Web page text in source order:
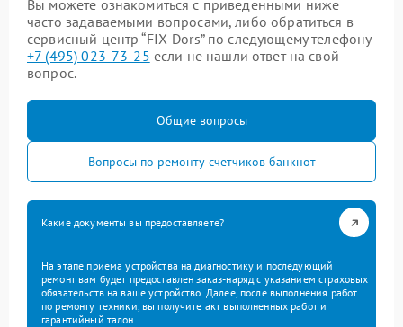
Вы можете ознакомиться с приведенными ниже
часто задаваемыми вопросами, либо обратиться в
сервисный центр “FIX-Dors” по следующему телефону
+7 (495) 023-73-25 если не нашли ответ на свой
вопрос.
Общие вопросы
Вопросы по ремонту счетчиков банкнот
Какие документы вы предоставляете?
На этапе приема устройства на диагностику и последующий
ремонт вам будет предоставлен заказ-наряд с указанием страховых
обязательств на ваше устройство. Далее, после выполнения работ
по ремонту техники, вы получите акт выполненных работ и
гарантийный талон.